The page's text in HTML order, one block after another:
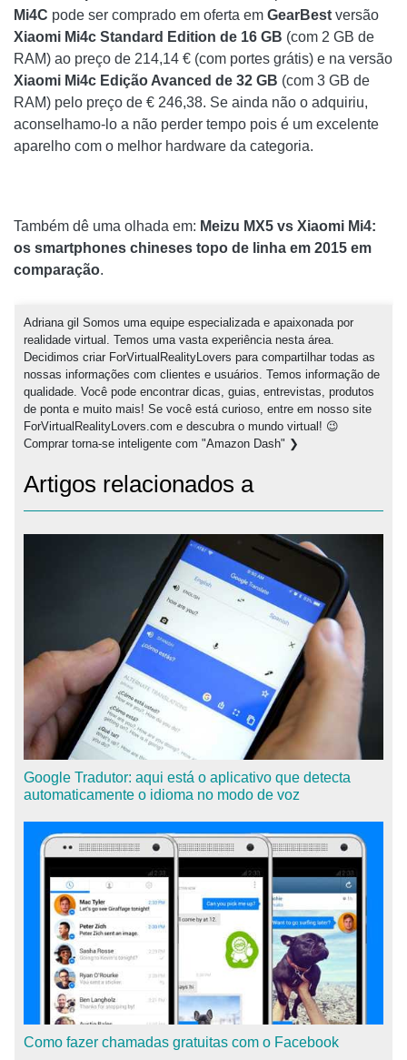
Mi4C pode ser comprado em oferta em GearBest versão
Xiaomi Mi4c Standard Edition de 16 GB (com 2 GB de
RAM) ao preço de 214,14 € (com portes grátis) e na versão
Xiaomi Mi4c Edição Avanced de 32 GB (com 3 GB de
RAM) pelo preço de € 246,38. Se ainda não o adquiriu,
aconselhamo-lo a não perder tempo pois é um excelente
aparelho com o melhor hardware da categoria.
Também dê uma olhada em: Meizu MX5 vs Xiaomi Mi4:
os smartphones chineses topo de linha em 2015 em
comparação.
Adriana gil Somos uma equipe especializada e apaixonada por
realidade virtual. Temos uma vasta experiência nesta área.
Decidimos criar ForVirtualRealityLovers para compartilhar todas as
nossas informações com clientes e usuários. Temos informação de
qualidade. Você pode encontrar dicas, guias, entrevistas, produtos
de ponta e muito mais! Se você está curioso, entre em nosso site
ForVirtualRealityLovers.com e descubra o mundo virtual! 😉
Comprar torna-se inteligente com "Amazon Dash" ❯
Artigos relacionados a
Google Tradutor: aqui está o aplicativo que detecta
automaticamente o idioma no modo de voz
Como fazer chamadas gratuitas com o Facebook